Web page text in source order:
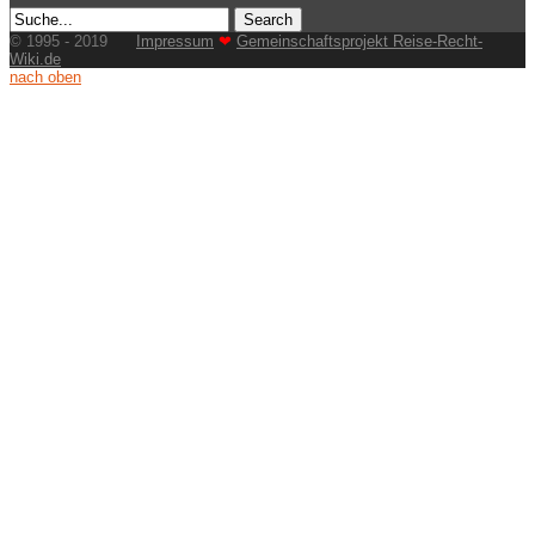
© 1995 - 2019 Impressum ❤ Gemeinschaftsprojekt Reise-Recht-
Wiki.de
nach oben